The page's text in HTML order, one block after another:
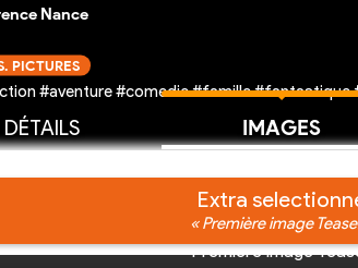
Nance
PICTURES
#aventure #comedie #famille
DÉTAILS IMAGES
Extra
« Première image
Première image